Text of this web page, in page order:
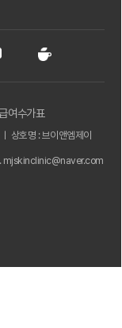
여수가표
상호명 : 브이앤엠제이